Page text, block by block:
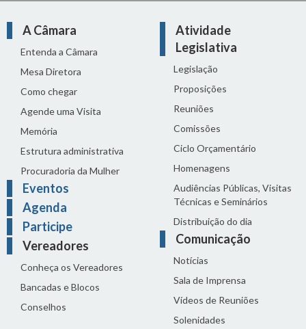
A Câmara
Entenda a Câmara
Mesa Diretora
Como chegar
Agende uma Visita
Memória
Estrutura administrativa
Procuradoria da Mulher
Eventos
Agenda
Participe
Vereadores
Conheça os Vereadores
Bancadas e Blocos
Conselhos
Atividade
Legislativa
Legislação
Proposições
Reuniões
Comissões
Ciclo Orçamentário
Homenagens
Audiências Públicas, Visitas
Técnicas e Seminários
Distribuição do dia
Comunicação
Notícias
Sala de Imprensa
Vídeos de Reuniões
Solenidades